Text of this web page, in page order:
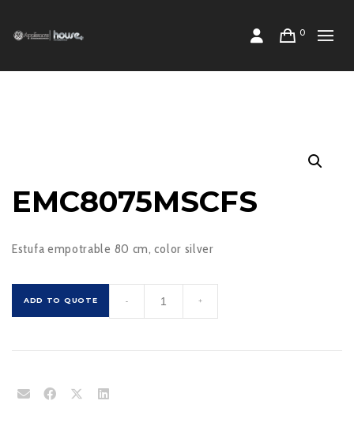
0
EMC8075MSCFS
Estufa empotrable 80 cm, color silver
ADD TO QUOTE
cantidad
- +